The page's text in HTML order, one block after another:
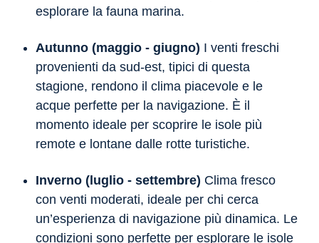
esplorare la fauna marina.
Autunno (maggio - giugno) I venti freschi
provenienti da sud-est, tipici di questa
stagione, rendono il clima piacevole e le
acque perfette per la navigazione. È il
momento ideale per scoprire le isole più
remote e lontane dalle rotte turistiche.
Inverno (luglio - settembre) Clima fresco
con venti moderati, ideale per chi cerca
un’esperienza di navigazione più dinamica. Le
condizioni sono perfette per esplorare le isole